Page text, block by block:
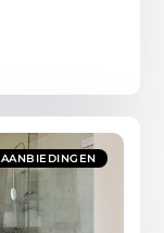
AANBIEDINGEN